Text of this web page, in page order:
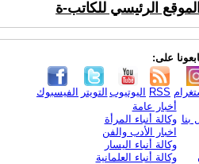
الموقع الرئيسي للكاتب-ة
على:
الفيسبوك التويتر اليوتيوب RSS
بنا
أخبار عامة
وكالة أنباء المرأة
اخبار الأدب والفن
وكالة أنباء اليسار
وكالة أنباء العلمانية